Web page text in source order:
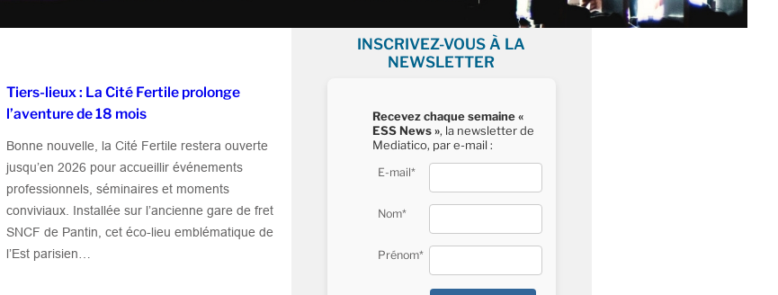
Tiers-lieux : La Cité Fertile prolonge
l’aventure de 18 mois
Bonne nouvelle, la Cité Fertile restera ouverte
jusqu’en 2026 pour accueillir événements
professionnels, séminaires et moments
conviviaux. Installée sur l’ancienne gare de fret
SNCF de Pantin, cet éco-lieu emblématique de
l’Est parisien…
INSCRIVEZ-VOUS À LA
NEWSLETTER
Recevez chaque semaine «
ESS News », la newsletter de
Mediatico, par e-mail :
E-mail*
Nom*
Prénom*